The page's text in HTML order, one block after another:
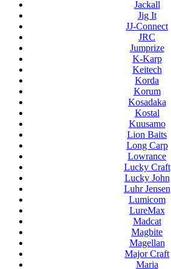
Jackall
Jig It
JJ-Connect
JRC
Jumprize
K-Karp
Keitech
Korda
Korum
Kosadaka
Kostal
Kuusamo
Lion Baits
Long Carp
Lowrance
Lucky Craft
Lucky John
Luhr Jensen
Lumicom
LureMax
Madcat
Magbite
Magellan
Major Craft
Maria